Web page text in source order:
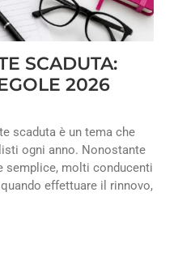
SCADUTA:
2026
scaduta è un tema che
ogni anno. Nonostante
semplice, molti conducenti
effettuare il rinnovo,